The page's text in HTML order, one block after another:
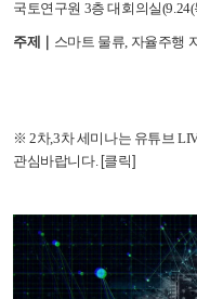
국토연구원 3층 대회의실(9.24(
주제｜ 스마트 물류, 자율주행
※ 2차,3차 세미나는 유튜브
관심바랍니다. [클릭]